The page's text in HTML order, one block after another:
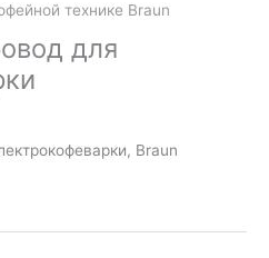
технике Braun
для
Braun